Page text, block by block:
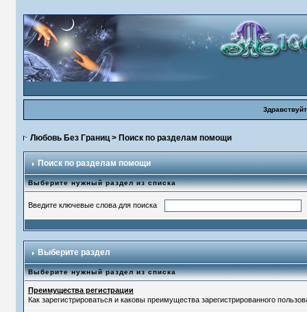
Любовь Без Границ> Поиск по разделам помощи
Поиск по разделам помощи
Выберите нужный раздел из списка
Введите ключевые слова для поиска
Выберите раздел
Выберите нужный раздел из списка
Преимущества регистрации
Как зарегистрироваться и каковы преимущества зарегистрированного